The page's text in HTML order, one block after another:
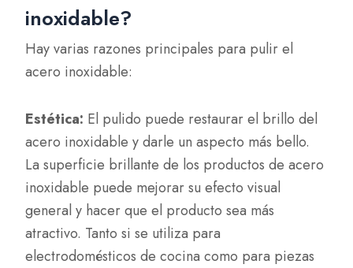
inoxidable?
Hay varias razones principales para pulir el
acero inoxidable:
Estética: El pulido puede restaurar el brillo del
acero inoxidable y darle un aspecto más bello.
La superficie brillante de los productos de acero
inoxidable puede mejorar su efecto visual
general y hacer que el producto sea más
atractivo. Tanto si se utiliza para
electrodomésticos de cocina como para piezas